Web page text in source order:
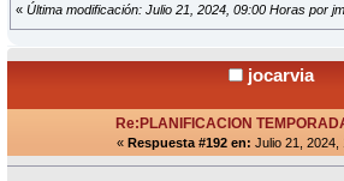
« Última modificación: Julio 21, 2024, 09:00 Horas por
jocarvia
Re:PLANIFICACION
« Respuesta #192 en: Julio 21, 2024,